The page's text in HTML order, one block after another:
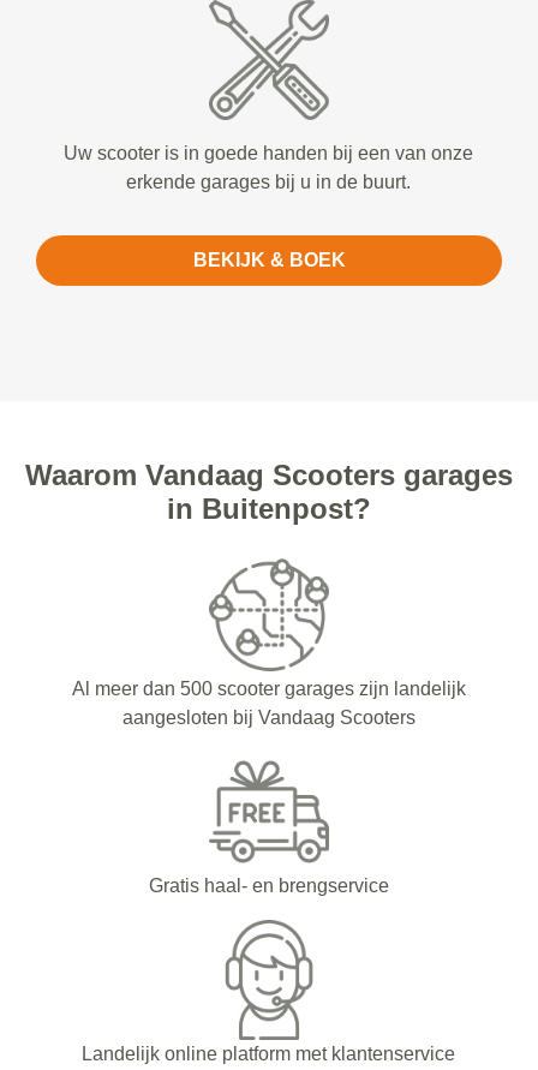
Uw scooter is in goede handen bij een van onze
erkende garages bij u in de buurt.
BEKIJK & BOEK
Waarom Vandaag Scooters garages
in Buitenpost?
Al meer dan 500 scooter garages zijn landelijk
aangesloten bij Vandaag Scooters
Gratis haal- en brengservice
Landelijk online platform met klantenservice